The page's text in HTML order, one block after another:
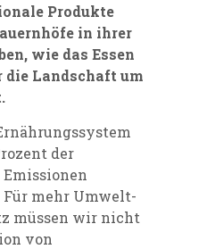
Produkte
in ihrer
wie das Essen
die Landschaft um
der
mehr Umwelt-
müssen wir nicht
von